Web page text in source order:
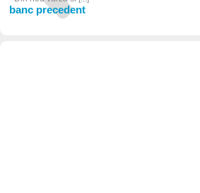
banc precedent